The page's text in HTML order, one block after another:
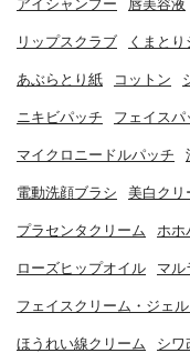
アイシャンプー 唇美容液
リップスクラブ くまと
あぶらとり紙 コットン
ニキビパッチ フェイスパ
マイクロニードルパッチ
電動洗顔ブラシ 美白クリ
プラセンタクリーム ホホ
ローズヒップオイル マル
フェイスクリーム・ジェ
ほうれい線クリーム シワ